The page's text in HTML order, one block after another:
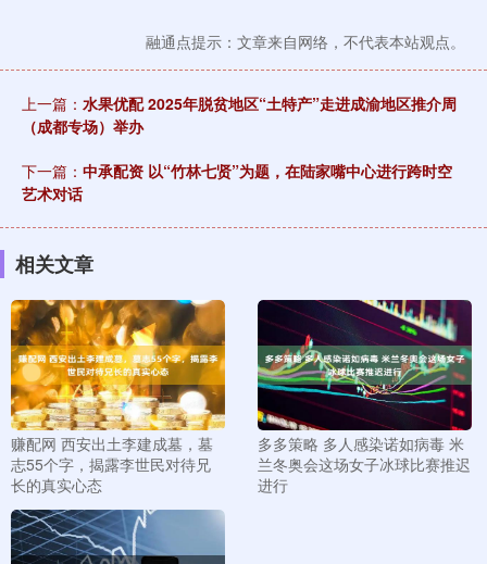
融通点提示：文章来自网络，不代表本站观点。
上一篇： 水果优配 2025年脱贫地区“土特产”走进成渝地区推介周
（成都专场）举办
下一篇： 中承配资 以“竹林七贤”为题，在陆家嘴中心进行跨时空
艺术对话
相关文章
赚配网 西安出土李建成墓，墓
志55个字，揭露李世民对待兄
长的真实心态
多多策略 多人感染诺如病毒 米
兰冬奥会这场女子冰球比赛推迟
进行